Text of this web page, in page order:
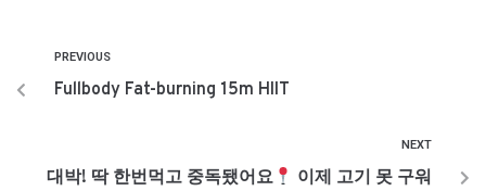
PREVIOUS
Fullbody Fat-burning 15m HIIT
NEXT
대박! 딱 한번먹고 중독됐어요
이제 고기 못 구워